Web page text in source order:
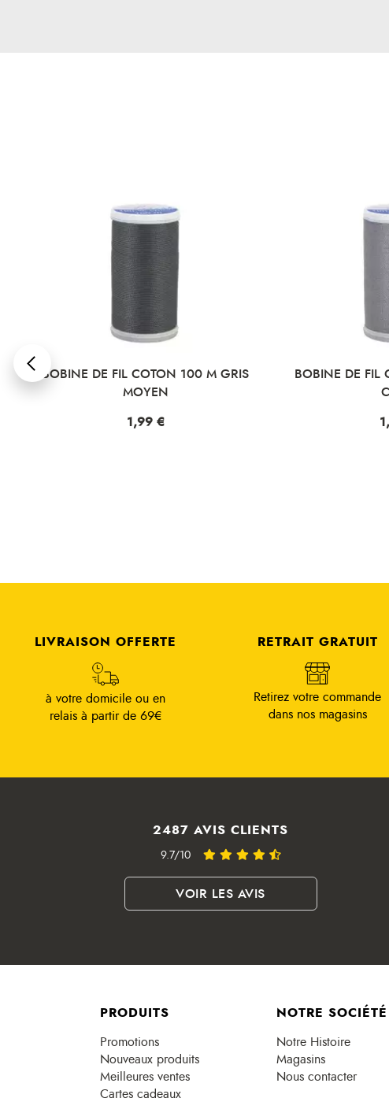
BOBINE DE FIL COTON 100 M GRIS
MOYEN
Prix
1,99 €
BOBINE DE FIL
LIVRAISON OFFERTE
à votre domicile ou en
relais à partir de 69€
RETRAIT GRATUIT
Retirez votre commande
dans nos magasins
2487 AVIS CLIENTS
9.7/10
VOIR LES AVIS
PRODUITS
Promotions
Nouveaux produits
Meilleures ventes
Cartes cadeaux
NOTRE SOCIÉTÉ
Notre Histoire
Magasins
Nous contacter